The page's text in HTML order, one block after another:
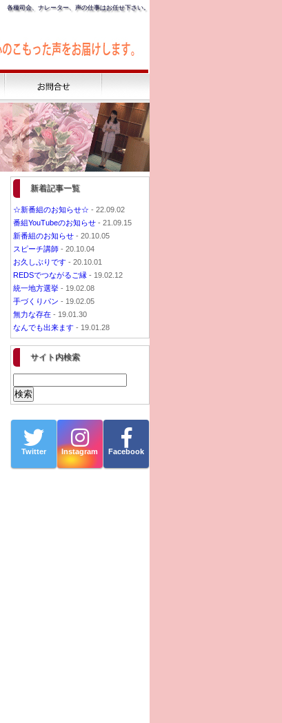
各種司会、ナレーター、声の仕事はお任せ下さい。
新着記事一覧
☆新番組のお知らせ☆ - 22.09.02
番組YouTubeのお知らせ - 21.09.15
新番組のお知らせ - 20.10.05
スピーチ講師 - 20.10.04
お久しぶりです - 20.10.01
REDSでつながるご縁 - 19.02.12
統一地方選挙 - 19.02.08
手づくりパン - 19.02.05
無力な存在 - 19.01.30
なんでも出来ます - 19.01.28
サイト内検索
Twitter Instagram Facebook